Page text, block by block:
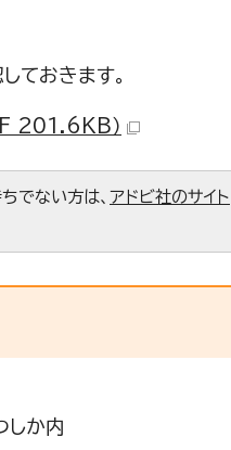
ておきます。
201.6KB）
でない方は、 アドビ社のサイト
か内